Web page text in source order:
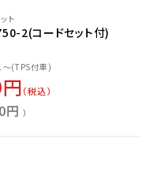
ト
2(コードセット付)
(TPS付車)
（税込）
円 ）